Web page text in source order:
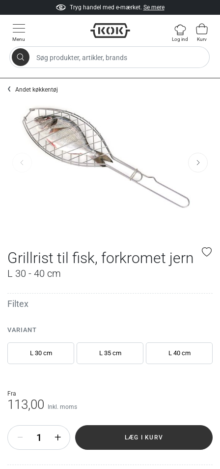
Tryg handel med e-mærket. Se mere
Menu
Søg produkter, artikler, brands
Log ind Kurv
Andet køkkentøj
Grillrist til fisk, forkromet jern
L 30 - 40 cm
Filtex
VARIANT
L 30 cm L 35 cm L 40 cm
fra
113,00 Inkl. moms
+ LÆG I KURV